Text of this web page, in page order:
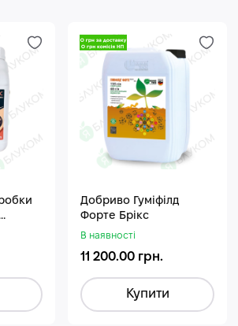
Добриво Гуміфілд
Форте Брікс
В наявності
11 200.00 грн.
Купити